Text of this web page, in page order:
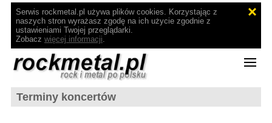
Serwis rockmetal.pl używa plików cookies. Korzystając z
naszych stron wyrażasz zgodę na ich użycie zgodnie z
ustawieniami Twojej przeglądarki.
Zobacz więcej informacji.
Terminy koncertów